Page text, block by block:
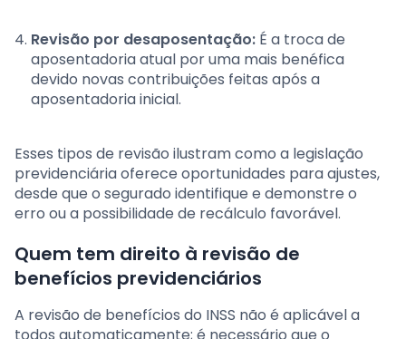
Revisão por desaposentação: É a troca de
aposentadoria atual por uma mais benéfica
devido novas contribuições feitas após a
aposentadoria inicial.
Esses tipos de revisão ilustram como a legislação
previdenciária oferece oportunidades para ajustes,
desde que o segurado identifique e demonstre o
erro ou a possibilidade de recálculo favorável.
Quem tem direito à revisão de
benefícios previdenciários
A revisão de benefícios do INSS não é aplicável a
todos automaticamente; é necessário que o